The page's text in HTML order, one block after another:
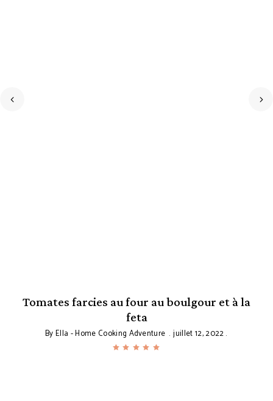
Tomates farcies au four au boulgour et à la
feta
ByElla - Home Cooking Adventure juillet 12, 2022